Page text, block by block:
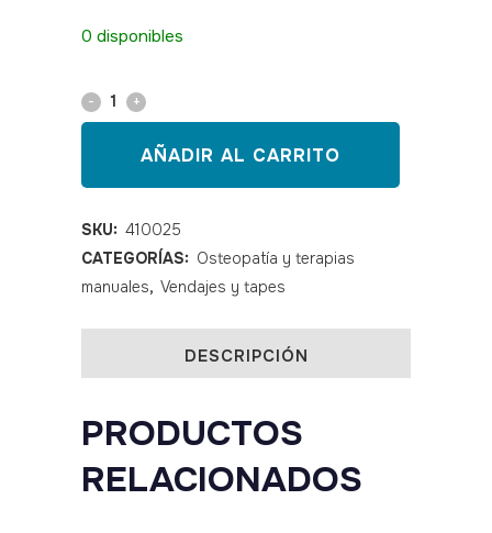
0 disponibles
Crosstape
20
láminas
tamaño
AÑADIR AL CARRITO
SKU: 410025
CATEGORÍAS: Osteopatía y terapias
manuales, Vendajes y tapes
DESCRIPCIÓN
PRODUCTOS
RELACIONADOS